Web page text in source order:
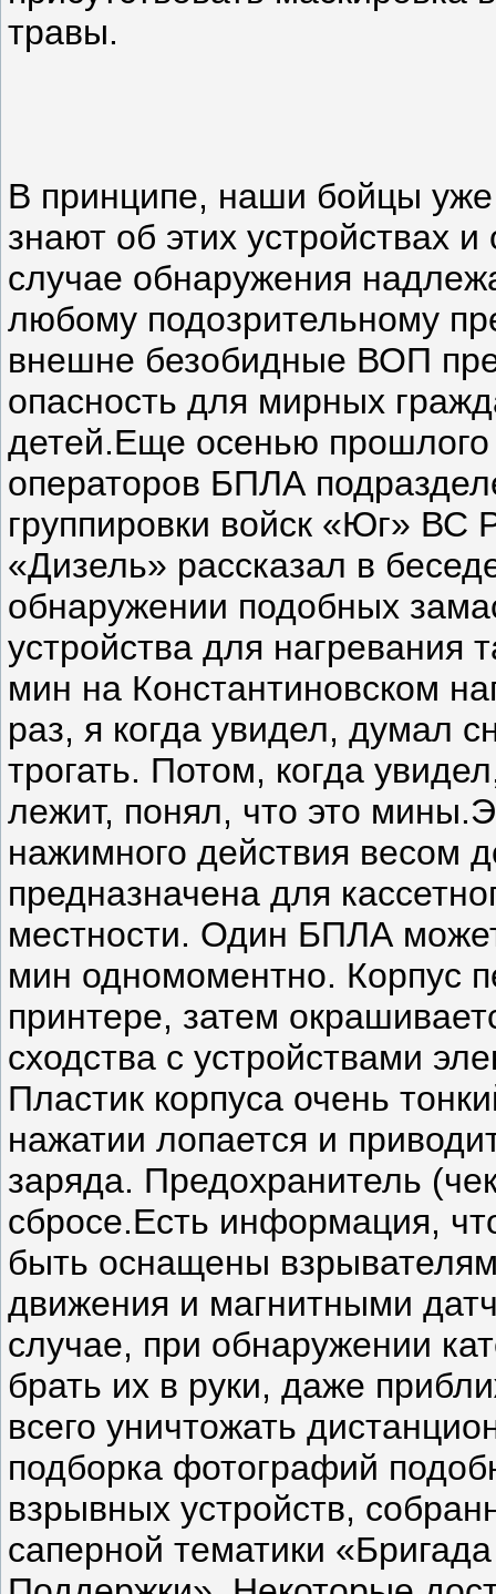
травы.
В принципе, наши бойцы уже
знают об этих устройствах и
случае обнаружения
любому подозрительному
внешне безобидные ВОП
опасность для мирных
детей.Еще осенью прошлого
операторов БПЛА
группировки войск «Юг»
«Дизель» рассказал в
обнаружении подобных
устройства для нагревания
мин на Константиновском
раз, я когда увидел, думал
трогать. Потом, когда
лежит, понял, что это
нажимного действия весом
предназначена для
местности. Один БПЛА
мин одномоментно. Корпус
принтере, затем
сходства с устройствами
Пластик корпуса очень
нажатии лопается и
заряда. Предохранитель
сбросе.Есть информация,
быть оснащены
движения и магнитными
случае, при обнаружении
брать их в руки, даже
всего уничтожать
подборка фотографий
взрывных устройств,
саперной тематики